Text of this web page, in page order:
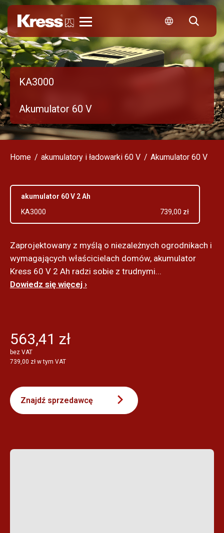
KA3000
Akumulator 60 V
Home akumulatory i ładowarki 60 V Akumulator 60 V
akumulator 60 V 2 Ah
KA3000
739,00 zł
Zaprojektowany z myślą o niezależnych ogrodnikach i
wymagających właścicielach domów, akumulator
Kress 60 V 2 Ah radzi sobie z trudnymi...
Dowiedz się więcej ›
563,41 zł
bez VAT
739,00 zł w tym VAT
Znajdź sprzedawcę